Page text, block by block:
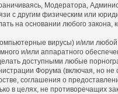
Модератора,
с другим физическим или
на основании любого закона,
вирусы) и/или
и/или аппаратного
доступными любые
Форума (включая, но не
соглашения о
в целях, не противоречащих